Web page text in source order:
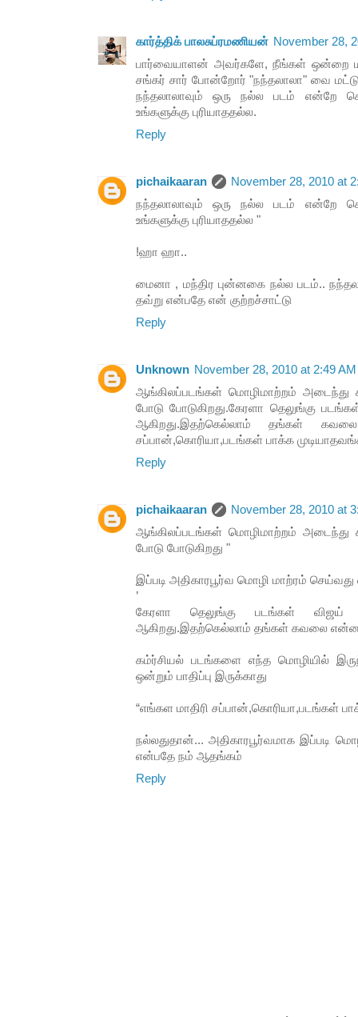
கார்த்திக் பாலசுப்ரமணியன் November 28,
பார்வையாளன் அவர்களே, நீங்கள் ஒன்றை
சங்கர் சார் போன்றோர் "நந்தலாலா" வை
நந்தலாலாவும் ஒரு நல்ல படம் என்றே
உங்களுக்கு புரியாததல்ல.
Reply
pichaikaaran
November 28, 2010 at
நந்தலாலாவும் ஒரு நல்ல படம் என்றே
உங்களுக்கு புரியாததல்ல "
!ஹா ஹா..
மைனா , மந்திர புன்னகை நல்ல படம்..
தவ்று என்பதே என் குற்றச்சாட்டு
Reply
Unknown November 28, 2010 at 2:49 AM
ஆங்கிலப்படங்கள் மொழிமாற்றம் அடைந்து
போடு போடுகிறது.கேரளா தெலுங்கு
ஆகிறது.இதற்கெல்லாம் தங்கள்
சப்பான்,கொரியா,படங்கள் பாக்க
Reply
pichaikaaran
November 28, 2010 at
ஆங்கிலப்படங்கள் மொழிமாற்றம் அடைந்து
போடு போடுகிறது "
இப்படி அதிகாரபூர்வ மொழி மாற்ரம்
’
கேரளா தெலுங்கு படங்கள் விஜய்
ஆகிறது.இதற்கெல்லாம் தங்கள் கவலை
கம்ர்சியல் படங்களை எந்த மொழியில்
ஒன்றும் பாதிப்பு இருக்காது
“எங்கள மாதிரி சப்பான்,கொரியா,படங்கள்
நல்லதுதான்... அதிகாரபூர்வமாக இப்படி
என்பதே நம் ஆதங்கம்
Reply